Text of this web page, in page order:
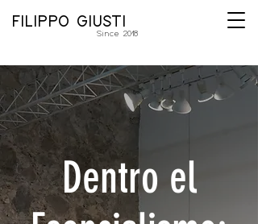
FILIPPO GIUSTI
Since 2018
Dentro el